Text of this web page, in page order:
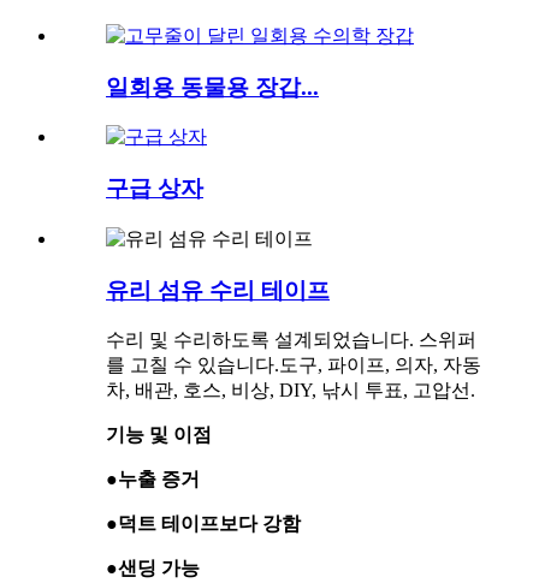
일회용 동물용 장갑...
구급 상자
유리 섬유 수리 테이프
수리 및 수리하도록 설계되었습니다. 스위퍼
를 고칠 수 있습니다.도구, 파이프, 의자, 자동
차, 배관, 호스, 비상, DIY, 낚시 투표, 고압선.
기능 및 이점
●누출 증거
●덕트 테이프보다 강함
●샌딩 가능